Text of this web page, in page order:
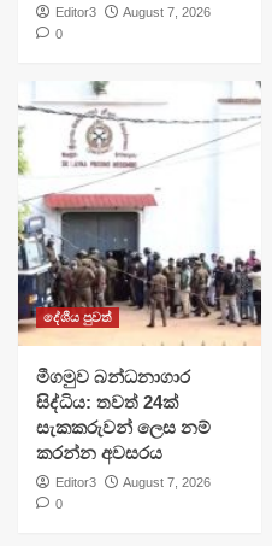
Editor3
August 7, 2026
0
දේශීය පුවත්
මීගමුව බන්ධනාගාර
සිද්ධිය: තවත් 24ක්
සැකකරුවන් ලෙස නම්
කරන්න අවසරය
Editor3
August 7, 2026
0